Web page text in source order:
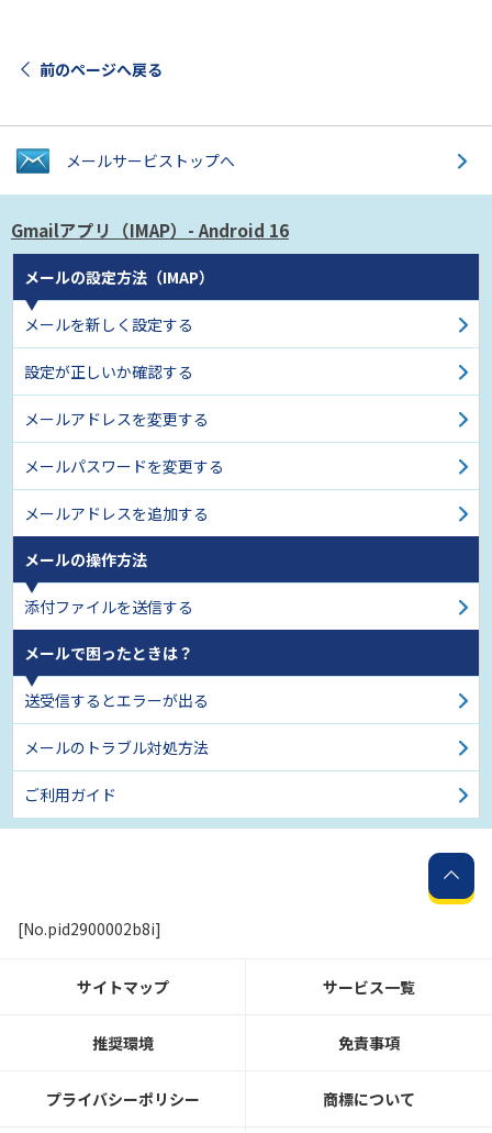
前のページへ戻る
メールサービス トップへ
Gmailアプリ（IMAP） - Android 16
メールの設定方法（IMAP）
メールを新しく設定する
設定が正しいか確認する
メールアドレスを変更する
メールパスワードを変更する
メールアドレスを追加する
メールの操作方法
添付ファイルを送信する
メールで困ったときは？
送受信するとエラーが出る
メールのトラブル対処方法
ご利用ガイド
[No.pid2900002b8i]
サイトマップ サービス一覧
推奨環境 免責事項
プライバシーポリシー 商標について